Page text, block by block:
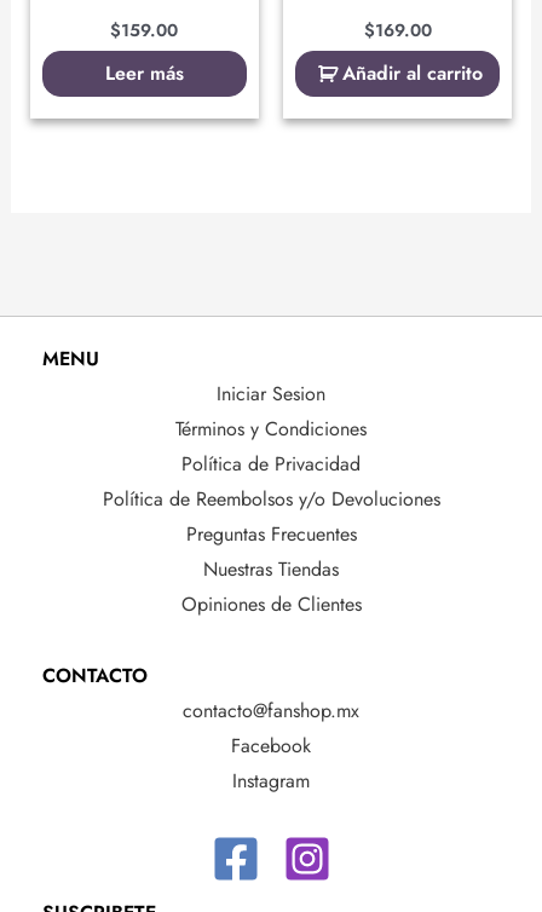
$159.00
Leer más
$169.00
Añadir al carrito
MENU
Iniciar Sesion
Términos y Condiciones
Política de Privacidad
Política de Reembolsos y/o Devoluciones
Preguntas Frecuentes
Nuestras Tiendas
Opiniones de Clientes
CONTACTO
contacto@fanshop.mx
Facebook
Instagram